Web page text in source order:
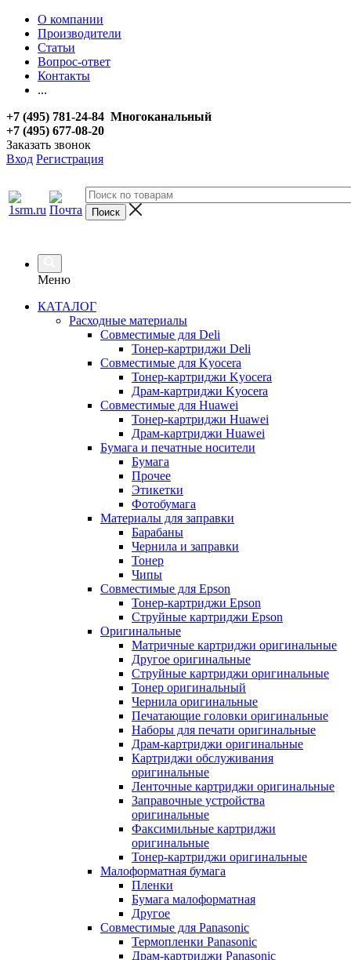
О компании
Производители
Статьи
Вопрос-ответ
Контакты
...
+7 (495) 781-24-84 Многоканальный
+7 (495) 677-08-20
Заказать звонок
Вход Регистрация
Меню
КАТАЛОГ
Расходные материалы
Совместимые для Deli
Тонер-картриджи Deli
Совместимые для Kyocera
Тонер-картриджи Kyocera
Драм-картриджи Kyocera
Совместимые для Huawei
Тонер-картриджи Huawei
Драм-картриджи Huawei
Бумага и печатные носители
Бумага
Прочее
Этикетки
Фотобумага
Материалы для заправки
Барабаны
Чернила и заправки
Тонер
Чипы
Совместимые для Epson
Тонер-картриджи Epson
Струйные картриджи Epson
Оригинальные
Матричные картриджи оригинальные
Другое оригинальные
Струйные картриджи оригинальные
Тонер оригинальный
Чернила оригинальные
Печатающие головки оригинальные
Наборы для печати оригинальные
Драм-картриджи оригинальные
Картриджи обслуживания
оригинальные
Ленточные картриджи оригинальные
Заправочные устройства
оригинальные
Факсимильные картриджи
оригинальные
Тонер-картриджи оригинальные
Малоформатная бумага
Пленки
Бумага малоформатная
Другое
Совместимые для Panasonic
Термопленки Panasonic
Драм-картриджи Panasonic